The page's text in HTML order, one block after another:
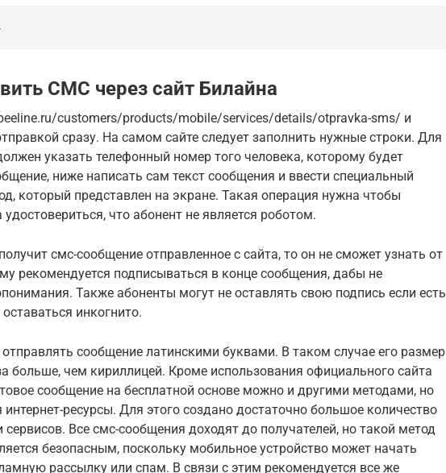
СМС через сайт Билайна
customers/products/mobile/services/details/otpravka-sms/ и
сразу. На самом сайте следует заполнить нужные строки. Для
указать телефонный номер того человека, которому будет
ниже написать сам текст сообщения и ввести специальный
который представлен на экране. Такая операция нужна чтобы
что абонент не является роботом.
смс-сообщение отправленное с сайта, то он не сможет узнать от
рекомендуется подписываться в конце сообщения, дабы не
Также абоненты могут не оставлять свою подпись если есть
инкогнито.
сообщение латинскими буквами. В таком случае его размер
больше, чем кириллицей. Кроме использования официального сайта
сообщение на бесплатной основе можно и другими методами, но
интернет-ресурсы. Для этого создано достаточно большое количество
сервисов. Все смс-сообщения доходят до получателей, но такой метод
безопасным, поскольку мобильное устройство может начать
рассылку или спам. В связи с этим рекомендуется все же